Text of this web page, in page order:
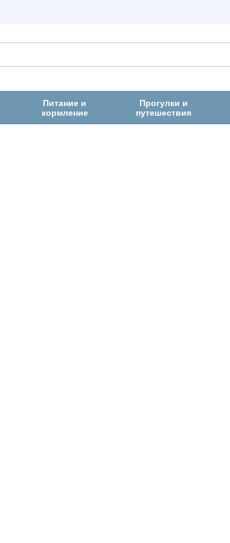
Питание и
кормление
Прогулки и
путешествия